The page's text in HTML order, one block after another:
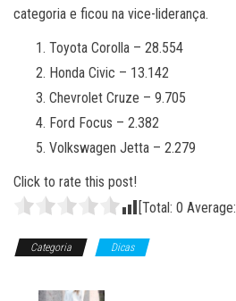
categoria e ficou na vice-liderança.
Toyota Corolla – 28.554
Honda Civic – 13.142
Chevrolet Cruze – 9.705
Ford Focus – 2.382
Volkswagen Jetta – 2.279
Click to rate this post!
[Total: 0 Average:
Categoria Dicas